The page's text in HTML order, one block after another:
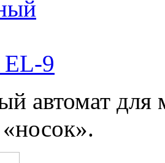
автомат
«носок».